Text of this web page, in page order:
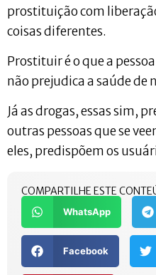
prostituição com
coisas diferentes.
Prostituir é o que a
não prejudica a saúde de
Já as drogas, essas sim,
outras pessoas que se
eles, predispõem os
COMPARTILHE ESTE
WhatsApp
Facebook